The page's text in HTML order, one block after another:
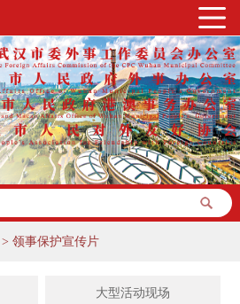
> 领事保护宣传片
大型活动现场